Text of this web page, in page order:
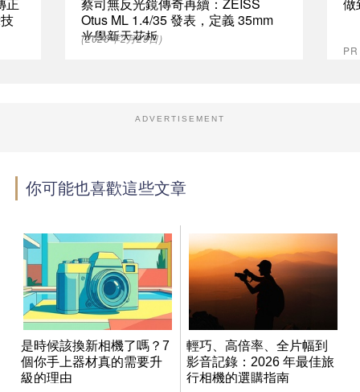
Otus ML 1.4/35 發表，定義 35mm
光學新天花板
(2026年2月25日)
ADVERTISEMENT
你可能也喜歡這些文章
是時候該換新相機了嗎？7
個你手上器材真的需要升
級的理由
輕巧、高倍率、全片幅到
影音記錄：2026 年最佳旅
行相機的選購指南